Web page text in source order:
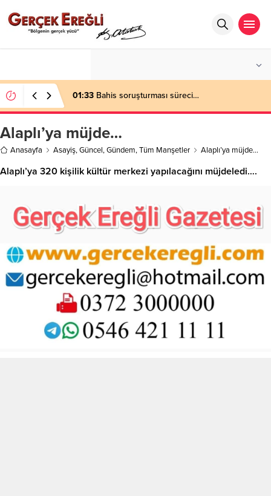
01:33 Bahis soruşturması süreci…
Alaplı’ya müjde…
Anasayfa Asayiş,Güncel,Gündem,Tüm Manşetler Alaplı’ya müjde…
Alaplı’ya 320 kişilik kültür merkezi yapılacağını müjdeledi….